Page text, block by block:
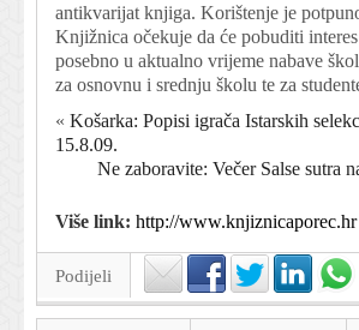
antikvarijat knjiga. Korištenje je
Knjižnica očekuje da će pobuditi interes
posebno u aktualno vrijeme nabave
za osnovnu i srednju školu te za
« Košarka: Popisi igrača Istarskih
15.8.09.
Ne zaboravite: Večer Salse sutra
Više link: http://www.knjiznicaporec.hr
Podijeli